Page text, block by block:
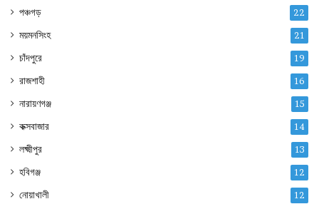
পঞ্চগড় 22
ময়মনসিংহ 21
চাঁদপুরে 19
রাজশাহী 16
নারায়ণগঞ্জ 15
কক্সবাজার 14
লক্ষ্মীপুর 13
হবিগঞ্জ 12
নোয়াখালী 12